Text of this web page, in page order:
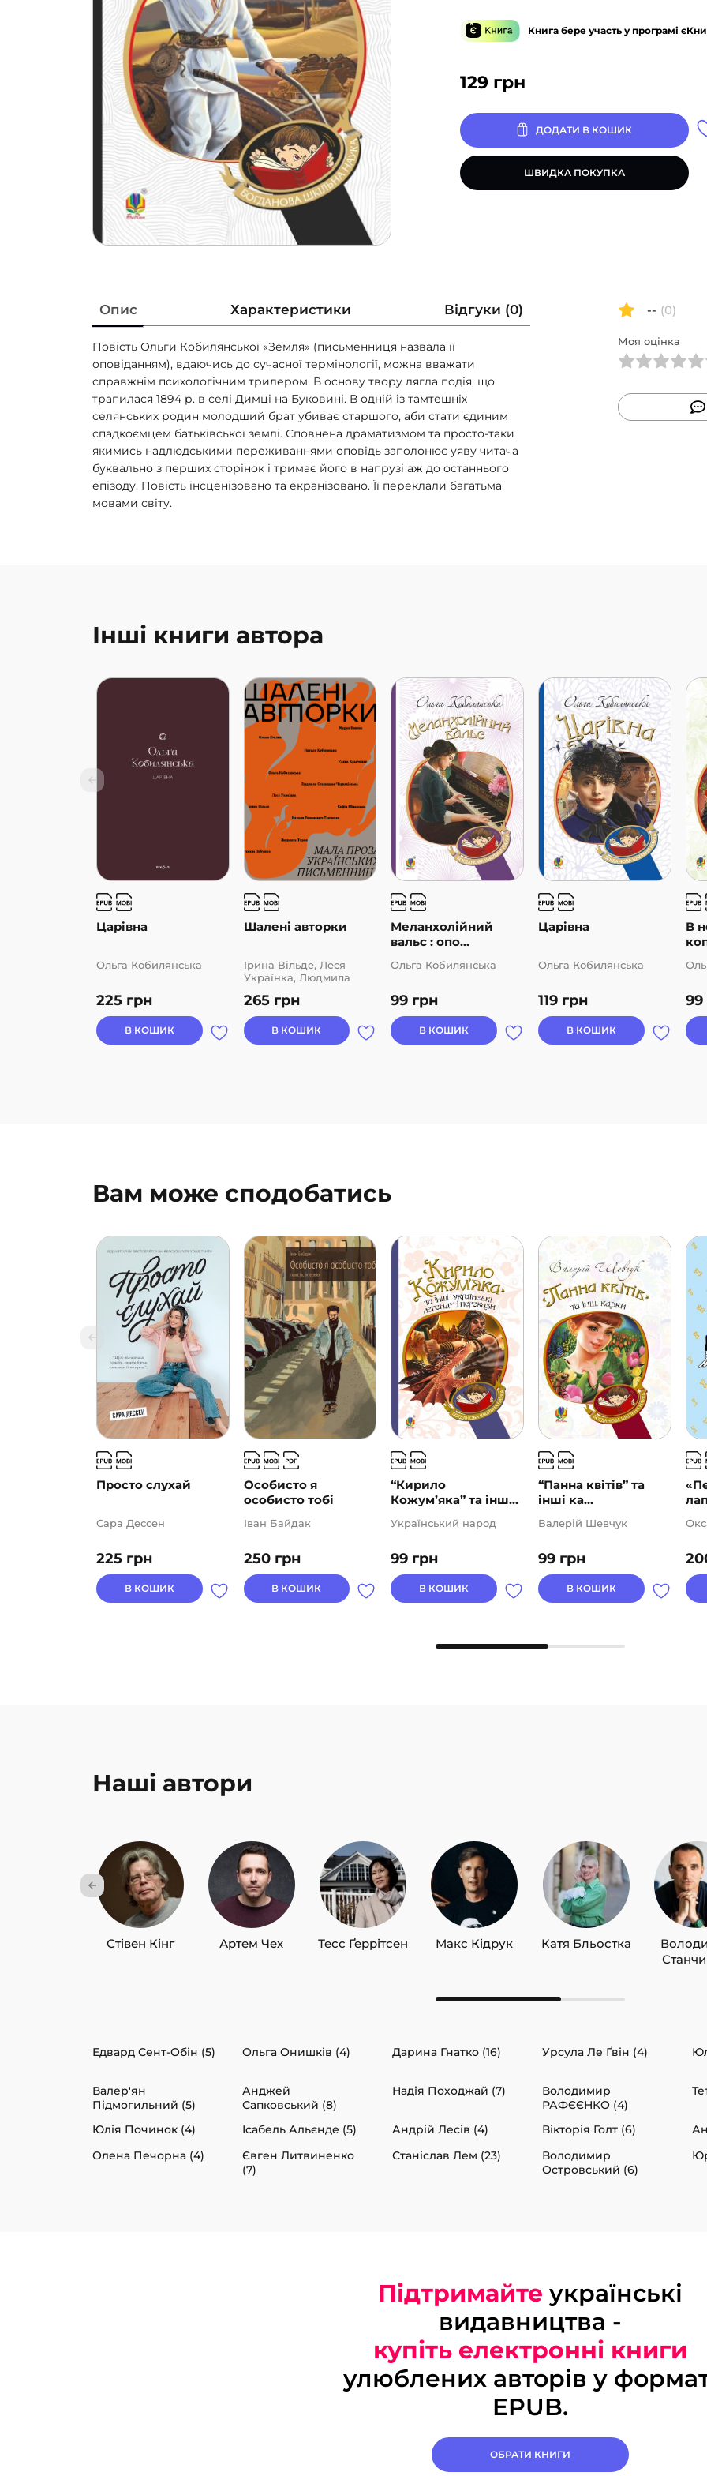
129 грн
Книга бере участь у програмі
ДОДАТИ В КОШИК
ШВИДКА ПОКУПКА
Опис Характеристики Відгуки (0)
Повість Ольги Кобилянської «Земля» (письменниця назвала її
оповіданням), вдаючись до сучасної термінології, можна вважати
справжнім психологічним трилером. В основу твору лягла подія, що
трапилася 1894 р. в селі Димці на Буковині. В одній із тамтешніх
селянських родин молодший брат убиває старшого, аби стати єдиним
спадкоємцем батьківської землі. Сповнена драматизмом та просто-таки
якимись надлюдськими переживаннями оповідь заполонює уяву читача
буквально з перших сторінок і тримає його в напрузі аж до останнього
епізоду. Повість інсценізовано та екранізовано. Її переклали багатьма
мовами світу.
-- (0)
Моя оцінка
Інші книги автора
Царівна
225 грн
Ольга Кобилянська
В КОШИК
Шалені авторки
265 грн
Ірина Вільде, Леся
Українка, Людмила
Черняхівська, Людмила
Таран, Марко Вовчок,
Наталя Кобринська,
Наталя Романович-
В КОШИК
Меланхолійний
вальс : опо...
99 грн
Ольга Кобилянська
В КОШИК
Царівна
119 грн
Ольга Кобилянська
В КОШИК
В
99
Вам може сподобатись
Просто слухай
225 грн
Сара Дессен
В КОШИК
Особисто я
особисто тобі
250 грн
Іван Байдак
В КОШИК
“Кирило
Кожум’яка” та інш...
99 грн
Український народ
В КОШИК
“Панна квітів” та
інші ка...
99 грн
Валерій Шевчук
В КОШИК
Наші автори
Стівен Кінг Артем Чех Тесс Ґеррітсен Макс Кідрук Катя Бльостка
Едвард Сент-Обін (5) Ольга Онишків (4) Дарина Гнатко (16) Урсула Ле Ґвін (4)
Валер'ян
Підмогильний (5)
Анджей
Сапковський (8)
Надія Походжай (7)
Володимир
РАФЄЄНКО (4)
Юлія Починок (4) Ісабель Альєнде (5) Андрій Лесів (4) Вікторія Голт (6)
Олена Печорна (4)
Євген Литвиненко
(7)
Станіслав Лем (23)
Володимир
Островський (6)
Підтримайте українські
видавництва -
купіть електронні книги
улюблених авторів у
EPUB.
ОБРАТИ КНИГИ